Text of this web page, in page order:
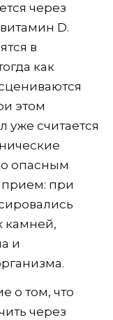
через
D.
в
как
этом
уже считается
опасным
при
камней,
и
о том, что
через